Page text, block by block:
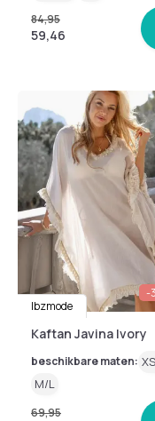
84,95
59,46
-
Ibzmode
Kaftan Javina Ivory
beschikbare maten:
M/L
69,95